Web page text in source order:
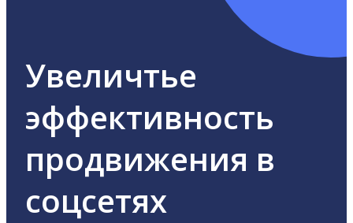
Увеличтье
эффективность
продвижения в
соцсетях